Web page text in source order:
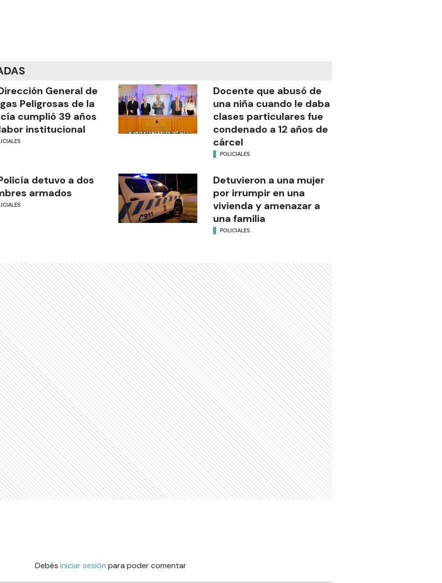
General de
Peligrosas de la
cumplió 39 años
institucional
Docente que abusó de
una niña cuando le daba
clases particulares fue
condenado a 12 años de
cárcel
POLICIALES
detuvo a dos
armados
Detuvieron a una mujer
por irrumpir en una
vivienda y amenazar a
una familia
POLICIALES
Debés iniciar sesión para poder comentar